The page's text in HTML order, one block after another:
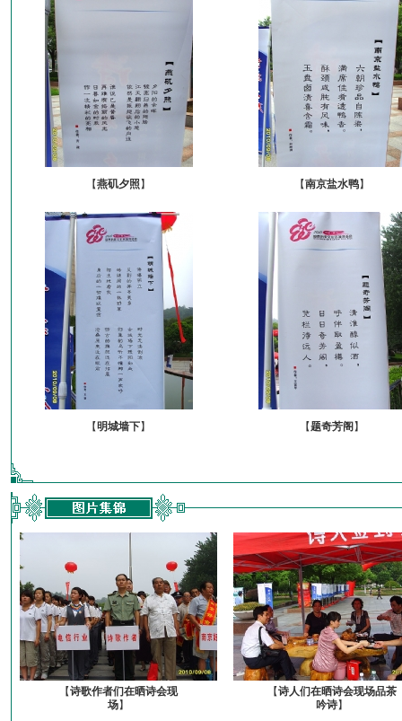
【燕矶夕照 】 【南京盐水鸭】
【明城墙下】 【题奇芳阁 】
【诗歌作者们在晒诗会现
场】
【诗人们在晒诗会现场品茶
吟诗】